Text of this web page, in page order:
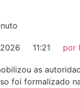
11:21 por
as
foi formalizado